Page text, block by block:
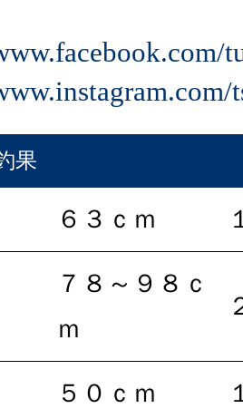
果
６３ｃｍ
７８～９８ｃ
ｍ
５０ｃｍ